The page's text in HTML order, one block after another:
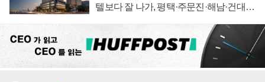
텔보다 잘 나가, 평택·주문진·해남·건대로